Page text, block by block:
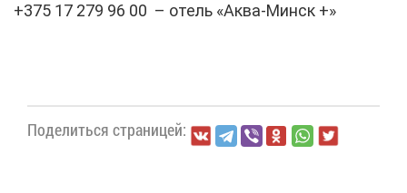
+375 17 279 96 00 – отель «Ак­ва-Минск +»
По­де­лить­ся стра­ни­цей: